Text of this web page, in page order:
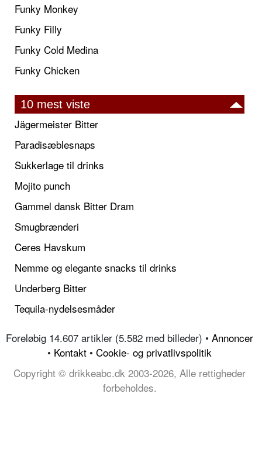
Funky Monkey
Funky Filly
Funky Cold Medina
Funky Chicken
10 mest viste
Jägermeister Bitter
Paradisæblesnaps
Sukkerlage til drinks
Mojito punch
Gammel dansk Bitter Dram
Smugbrænderi
Ceres Havskum
Nemme og elegante snacks til drinks
Underberg Bitter
Tequila-nydelsesmåder
Foreløbig 14.607 artikler (5.582 med billeder) • Annoncer
• Kontakt • Cookie- og privatlivspolitik
Copyright © drikkeabc.dk 2003-2026, Alle rettigheder
forbeholdes.